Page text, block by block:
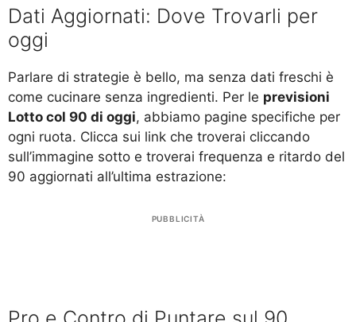
Dati Aggiornati: Dove Trovarli per
oggi
Parlare di strategie è bello, ma senza dati freschi è
come cucinare senza ingredienti. Per le previsioni
Lotto col 90 di oggi, abbiamo pagine specifiche per
ogni ruota. Clicca sui link che troverai cliccando
sull’immagine sotto e troverai frequenza e ritardo del
90 aggiornati all’ultima estrazione:
PUBBLICITÀ